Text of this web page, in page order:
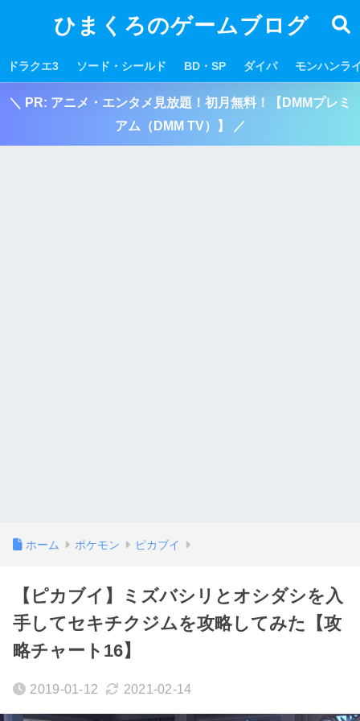
ひまくろのゲームブログ
ドラクエ3 ソード・シールド BD・SP ダイパ モンハンラ
＼ PR: アニメ・エンタメ見放題！初月無料！【DMMプレミ
アム（DMM TV）】 ／
ホーム ポケモン ピカブイ
【ピカブイ】ミズバシリとオシダシを入
手してセキチクジムを攻略してみた【攻
略チャート16】
2019-01-12 2021-02-14